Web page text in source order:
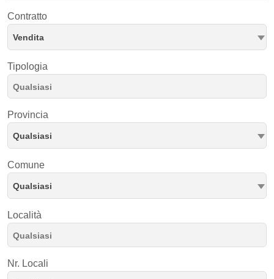
Contratto
Vendita
Tipologia
Provincia
Qualsiasi
Comune
Qualsiasi
Località
Nr. Locali